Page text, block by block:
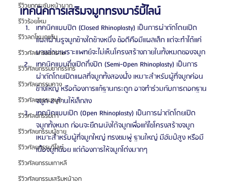
รีวิวยกกระชับหน้าผาก
รีวิวร้อยไหม
รีวิวลดโหนกแก้ม
รีวิวศัลยกรรมกราม
รีวิวศัลยกรรมขากรรไกร
รีวิวศัลยกรรมคาง
รีวิวศัลยกรรมจมูก
รีวิวศัลยกรรมตา
รีวิวศัลยกรรมผู้ชาย
รีวิวศัลยกรรมวีไลน์
รีวิวศัลยกรรมเกาหลี
รีวิวศัลยกรรมเสริมหน้าอก
เทคนิคการเสริมจมูกทรงบาร์บี้ไลน์
เทคนิคแบบปิด (Closed Rhinoplasty) เป็นการผ่าตัดโดยเปิด
แผลผ่านรูจมูกข้างใดข้างหนึ่ง ข้อดีคือมีแผลเล็ก แต่จะทำได้แค่
บางส่วนเพราะแพทย์จะไม่เห็นโครงสร้างภายในทั้งหมดของจมูก
เทคนิคแบบกึ่งเปิดกึ่งปิด (Semi-Open Rhinoplasty) เป็นการ
ผ่าตัดโดยเปิดแผลที่จมูกทั้งสองฝั่ง เหมาะสำหรับผู้ที่จมูกค่อน
ข้างใหญ่ หรือต้องการแก้ฐานกระดูก อาจทำร่วมกับการตอกฐาน
จมูก 2 ด้านให้เล็กลง
เทคนิคแบบเปิด (Open Rhinoplasty) เป็นการผ่าตัดโดยเปิด
จมูกทั้งหมด ก่อนจะยืดผนังใต้จมูกเพื่อแก้ไขโครงสร้างจมูก
เหมาะสำหรับผู้ที่จมูกใหญ่ ทรงชมพู่ ฐานใหญ่ มีฮัมป์สูง หรือมี
เนื้อจมูกน้อย แต่ต้องการให้จมูกโด่งมากๆ